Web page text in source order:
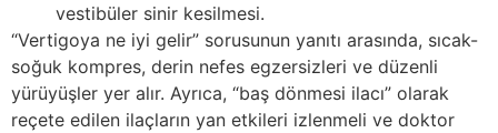
vestibüler sinir kesilmesi.
“Vertigoya ne iyi gelir” sorusunun yanıtı arasında, sıcak-
soğuk kompres, derin nefes egzersizleri ve düzenli
yürüyüşler yer alır. Ayrıca, “baş dönmesi ilacı” olarak
reçete edilen ilaçların yan etkileri izlenmeli ve doktor